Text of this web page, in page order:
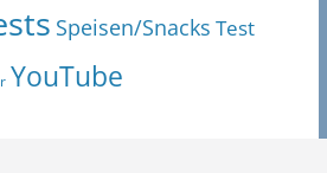
Speisen/Snacks Test
YouTube